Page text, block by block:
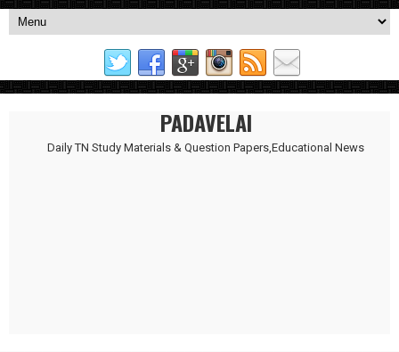
PADAVELAI
Daily TN Study Materials & Question Papers,Educational News